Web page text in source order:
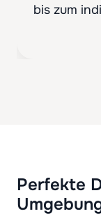
bis zum
Perfekte